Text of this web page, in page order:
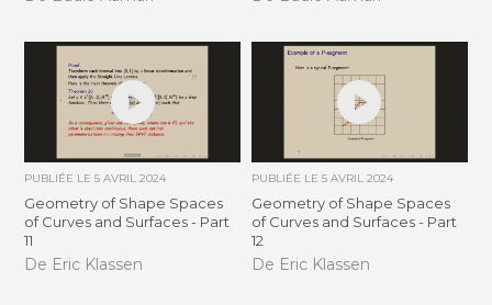
PUBLIÉE LE5 AVRIL 2024
Geometry of Shape Spaces
of Curves and Surfaces - Part
11
De Eric Klassen
PUBLIÉE LE 5 AVRIL 2024
Geometry of Shape Spaces
of Curves and Surfaces - Part
12
De Eric Klassen